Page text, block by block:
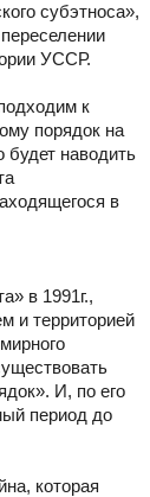
субэтноса»,
УССР.
к
порядок на
будет наводить
в
в 1991г.,
и территорией
И, по его
период до
которая